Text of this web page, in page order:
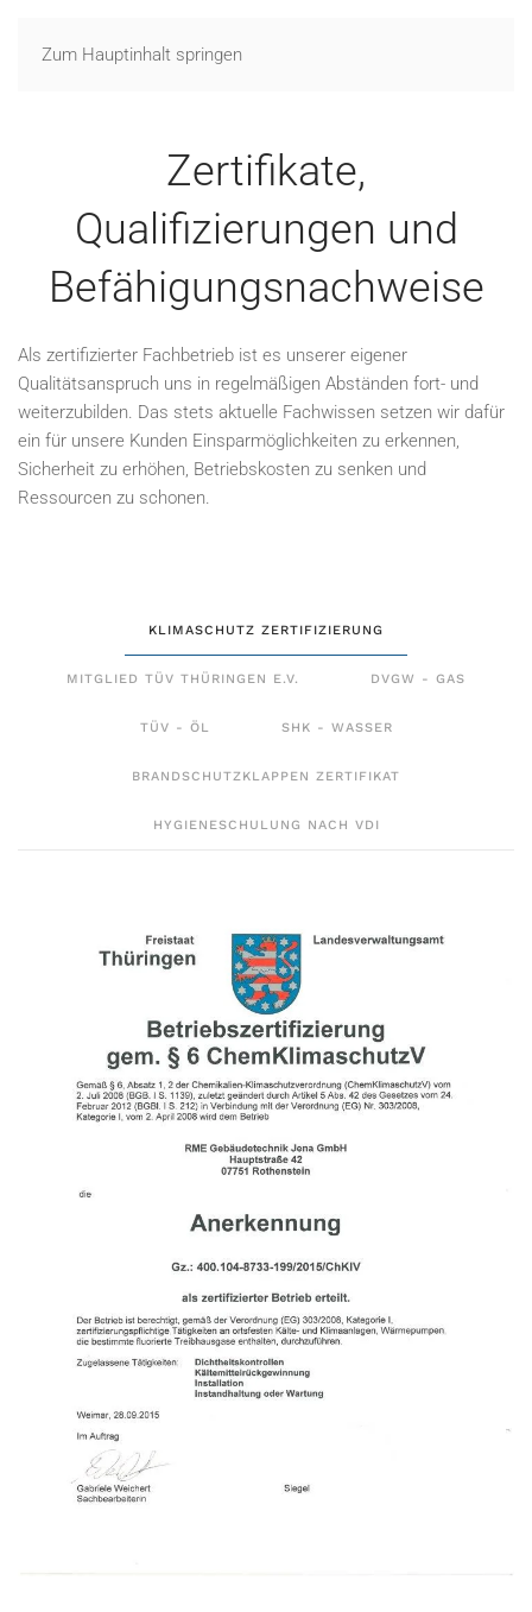
Zum Hauptinhalt springen
Zertifikate,
Qualifizierungen und
Befähigungsnachweise
Als zertifizierter Fachbetrieb ist es unserer eigener
Qualitätsanspruch uns in regelmäßigen Abständen fort- und
weiterzubilden. Das stets aktuelle Fachwissen setzen wir dafür
ein für unsere Kunden Einsparmöglichkeiten zu erkennen,
Sicherheit zu erhöhen, Betriebskosten zu senken und
Ressourcen zu schonen.
KLIMASCHUTZ ZERTIFIZIERUNG
MITGLIED TÜV THÜRINGEN E.V. DVGW - GAS
TÜV - ÖL SHK - WASSER
BRANDSCHUTZKLAPPEN ZERTIFIKAT
HYGIENESCHULUNG NACH VDI